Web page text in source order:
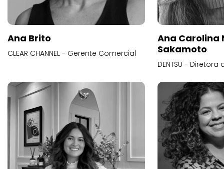
Ana Brito
CLEAR CHANNEL - Gerente Comercial
Ana Carolina
Sakamoto
DENTSU -